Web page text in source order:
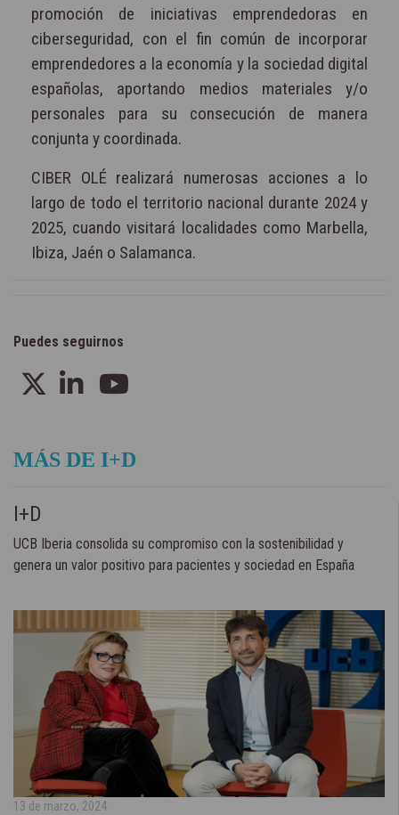
promoción de iniciativas emprendedoras en
ciberseguridad, con el fin común de incorporar
emprendedores a la economía y la sociedad digital
españolas, aportando medios materiales y/o
personales para su consecución de manera
conjunta y coordinada.
CIBER OLÉ realizará numerosas acciones a lo
largo de todo el territorio nacional durante 2024 y
2025, cuando visitará localidades como Marbella,
Ibiza, Jaén o Salamanca.
Puedes seguirnos
MÁS DE I+D
I+D
UCB Iberia consolida su compromiso con la sostenibilidad y
genera un valor positivo para pacientes y sociedad en España
13 de marzo, 2024